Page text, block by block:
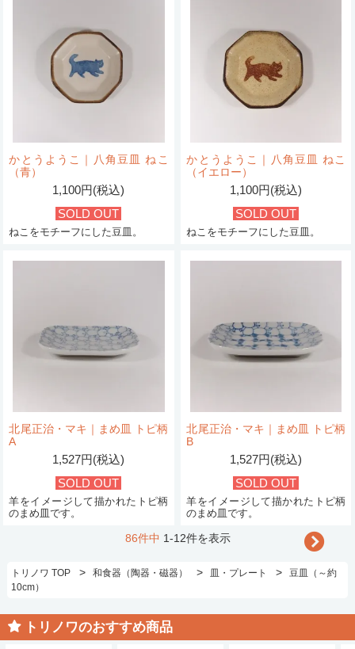
かとうようこ｜八角豆皿 ねこ
（青）
1,100円(税込)
SOLD OUT
ねこをモチーフにした豆皿。
かとうようこ｜八角豆皿 ねこ
（イエロー）
1,100円(税込)
SOLD OUT
ねこをモチーフにした豆皿。
北尾正治・マキ｜まめ皿 トピ柄
A
1,527円(税込)
SOLD OUT
羊をイメージして描かれたトピ柄
のまめ皿です。
北尾正治・マキ｜まめ皿 トピ柄
B
1,527円(税込)
SOLD OUT
羊をイメージして描かれたトピ柄
のまめ皿です。
86件中 1-12件を表示
トリノワ TOP > 和食器（陶器・磁器） > 皿・プレート >
豆皿（～約
10cm）
トリノワのおすすめ商品